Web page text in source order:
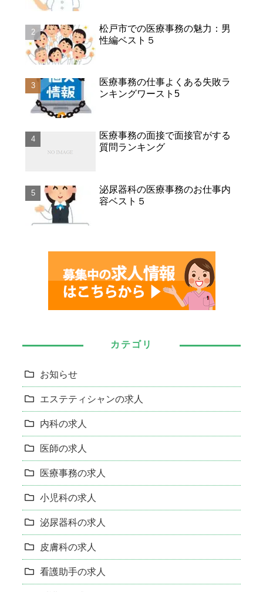
松戸市での医療事務の魅力：男
性編ベスト５
医療事務の仕事よくある失敗ラ
ンキングワースト5
医療事務の面接で面接官がする
質問ランキング
泌尿器科の医療事務のお仕事内
容ベスト５
カテゴリ
お知らせ
エステティシャンの求人
内科の求人
医師の求人
医療事務の求人
小児科の求人
泌尿器科の求人
皮膚科の求人
看護助手の求人